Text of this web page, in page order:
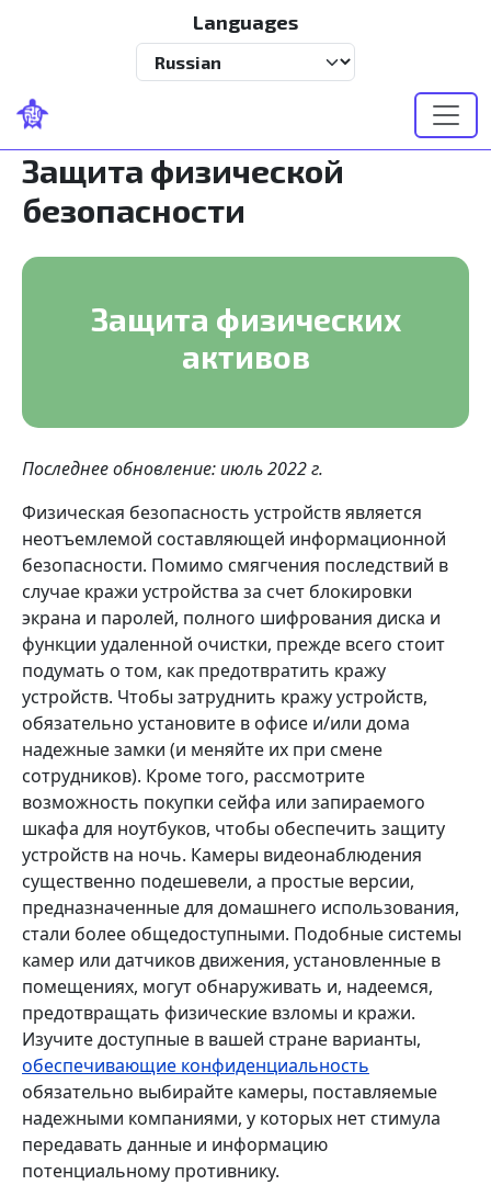
Перейти к основному содержанию
Languages
Select your language
Защита физической
безопасности
Защита физических
активов
Последнее обновление: июль 2022 г.
Физическая безопасность устройств является
неотъемлемой составляющей информационной
безопасности. Помимо смягчения последствий в
случае кражи устройства за счет блокировки
экрана и паролей, полного шифрования диска и
функции удаленной очистки, прежде всего стоит
подумать о том, как предотвратить кражу
устройств. Чтобы затруднить кражу устройств,
обязательно установите в офисе и/или дома
надежные замки (и меняйте их при смене
сотрудников). Кроме того, рассмотрите
возможность покупки сейфа или запираемого
шкафа для ноутбуков, чтобы обеспечить защиту
устройств на ночь. Камеры видеонаблюдения
существенно подешевели, а простые версии,
предназначенные для домашнего использования,
стали более общедоступными. Подобные системы
камер или датчиков движения, установленные в
помещениях, могут обнаруживать и, надеемся,
предотвращать физические взломы и кражи.
Изучите доступные в вашей стране варианты,
обеспечивающие конфиденциальность
обязательно выбирайте камеры, поставляемые
надежными компаниями, у которых нет стимула
передавать данные и информацию
потенциальному противнику.